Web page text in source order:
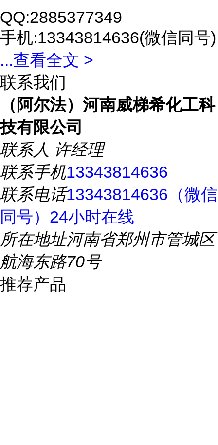
QQ:2885377349
手机:13343814636(微信同号)
...查看全文 >
联系我们
（阿尔法）河南威梯希化工科
技有限公司
联系人 许经理
联系手机13343814636
联系电话13343814636（微信
同号）24小时在线
所在地址河南省郑州市管城区
航海东路70号
推荐产品